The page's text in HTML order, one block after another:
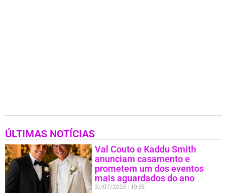
ÚLTIMAS NOTÍCIAS
Val Couto e Kaddu Smith
anunciam casamento e
prometem um dos eventos
mais aguardados do ano
31/07/2026 19:55